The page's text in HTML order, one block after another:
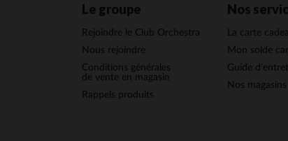
Le groupe
Rejoindre le Club Orchestra
Nous rejoindre
Conditions générales
de vente en magasin
Rappels produits
Nos
La carte
Mon solde
Guide
Nos magasins